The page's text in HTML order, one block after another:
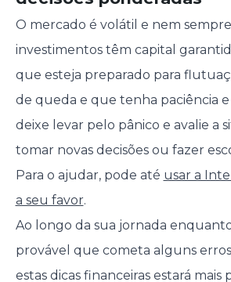
O mercado é volátil e nem
investimentos têm capital
que esteja preparado para
de queda e que tenha paciência e
deixe levar pelo pânico e avalie a
tomar novas decisões ou fazer
Para o ajudar, pode até usar a
a seu favor.
Ao longo da sua jornada
provável que cometa alguns
estas dicas financeiras estará mais